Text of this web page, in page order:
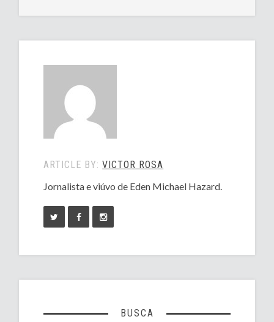
ARTICLE BY:VICTOR ROSA
Jornalista e viúvo de Eden Michael Hazard.
BUSCA